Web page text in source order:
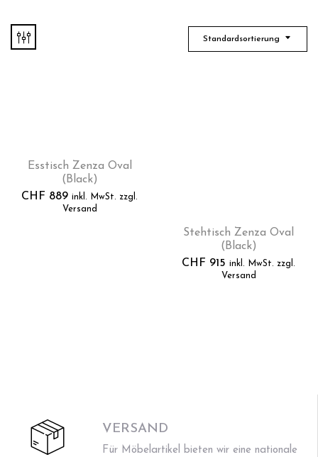
Standardsortierung
Esstisch Zenza Oval
(Black)
CHF 889 inkl. MwSt. zzgl.
Versand
Stehtisch Zenza Oval
(Black)
CHF 915 inkl. MwSt. zzgl.
Versand
VERSAND
Für Möbelartikel bieten wir eine nationale